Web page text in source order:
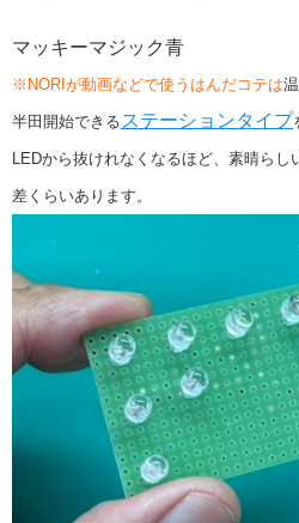
マッキーマジック青
※NORIが動画などで使うはんだコテは
半田開始できる ステーションタイプ
LEDから抜けれなくなるほど、素晴ら
差くらいあります。